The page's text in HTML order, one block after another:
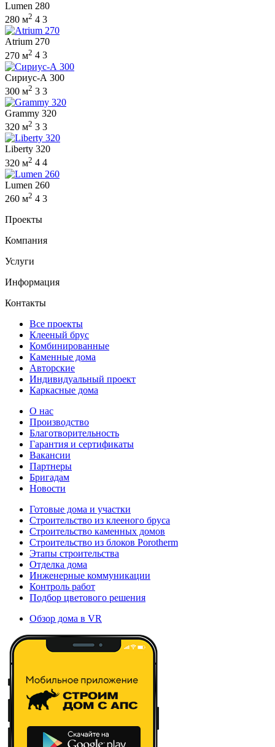
Lumen 280
280 м2 4 3
Atrium 270
270 м2 4 3
Сириус-А 300
300 м2 3 3
Grammy 320
320 м2 3 3
Liberty 320
320 м2 4 4
Lumen 260
260 м2 4 3
Проекты
Компания
Услуги
Информация
Контакты
Все проекты
Клееный брус
Комбинированные
Каменные дома
Авторские
Индивидуальный проект
Каркасные дома
О нас
Производство
Благотворительность
Гарантия и сертификаты
Вакансии
Партнеры
Бригадам
Новости
Готовые дома и участки
Строительство из клееного бруса
Строительство каменных домов
Строительство из блоков Porotherm
Этапы строительства
Отделка дома
Инженерные коммуникации
Контроль работ
Подбор цветового решения
Обзор дома в VR